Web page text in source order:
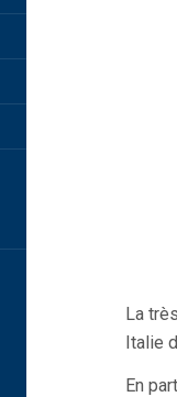
La
Italie
En